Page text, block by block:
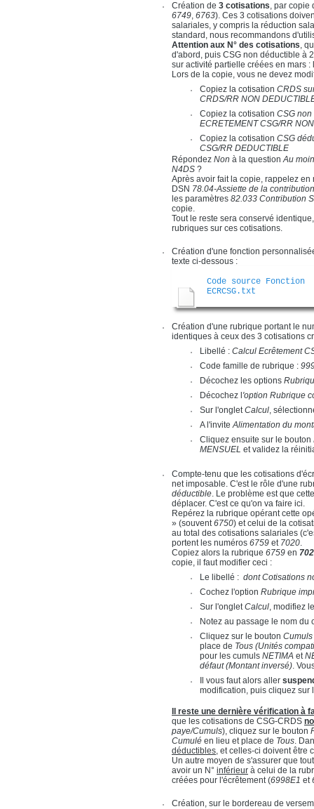
Création de 3 cotisations, par copie
6749, 6763). Ces 3 cotisations
salariales, y compris la réduction
standard, nous recommandons
Attention aux N° des cotisations,
d'abord, puis CSG non déductible à
sur activité partielle créées en mars
Lors de la copie, vous ne devez
Copiez la cotisation CRDS
CRDS/RR NON
Copiez la cotisation CSG
ECRETEMENT CSG/RR
Copiez la cotisation CSG
CSG/RR DEDUCTIBLE
Répondez Non à la questionAu
N4DS ?
Après avoir fait la copie, rappelez
DSN 78.04-Assiette de la
les paramètres 82.033 Contribution
copie.
Tout le reste sera conservé
rubriques sur ces cotisations.
Création d'une fonction
texte ci-dessous :
Code source Fonction
ECRCSG.txt
Création d'une rubrique portant le
identiques à ceux des 3 cotisations
Libellé : Calcul Ecrêtement
Code famille de rubrique :
Décochez les options
Décochez l 'option Rubrique
Sur l'ongletCalcul,
A l'inviteAlimentation du
Cliquez ensuite sur le bouton
MENSUEL et validez la
Compte-tenu que les cotisations
net imposable. C'est le rôle d'une
déductible. Le problème est que
déplacer. C'est ce qu'on va faire ici.
Repérez la rubrique opérant cette
» (souvent6750) et celui de la
au total des cotisations salariales
portent les numéros 6759 et 7020.
Copiez alors la rubrique 6759 en
copie, il faut modifier ceci :
Le libellé : dont Cotisations
Cochez l'option Rubrique
Sur l'ongletCalcul, modifiez
Notez au passage le nom
Cliquez sur le bouton Cumuls
place de Tous (Unités
pour les cumuls NETIMA et
défaut (Montant inversé).
Il vous faut alors aller
modification, puis cliquez sur
Il reste une dernière vérification à
que les cotisations de CSG-CRDS
paye/Cumuls), cliquez sur le bouton
Cumulé en lieu et place de Tous.
déductibles, et celles-ci doivent être
Un autre moyen de s'assurer que
avoir un N° inférieur à celui de la
créées pour l'écrêtement (6998E1 et
Création, sur le bordereau de